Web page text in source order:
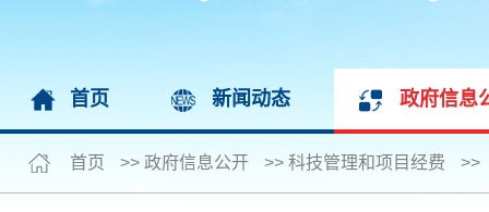
首页 新闻动态 政府信息
首页 >> 政府信息公开 >> 科技管理和项目经费 >>